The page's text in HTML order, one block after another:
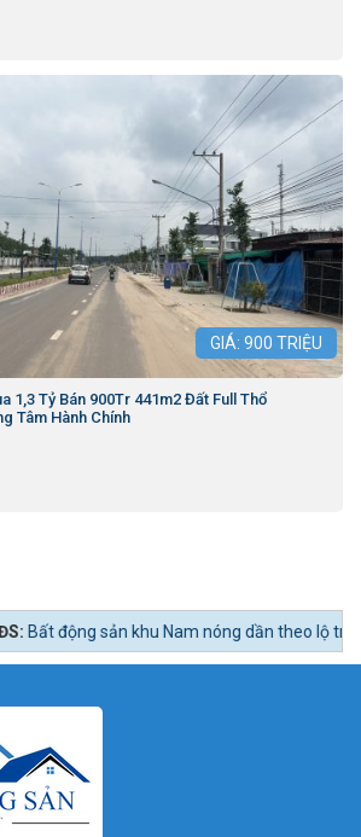
GIÁ: 900 TRIỆU
1,3 Tỷ Bán 900Tr 441m2 Đất Full Thổ
Tâm Hành Chính
Nam nóng dần theo lộ trình lên quận Nhà